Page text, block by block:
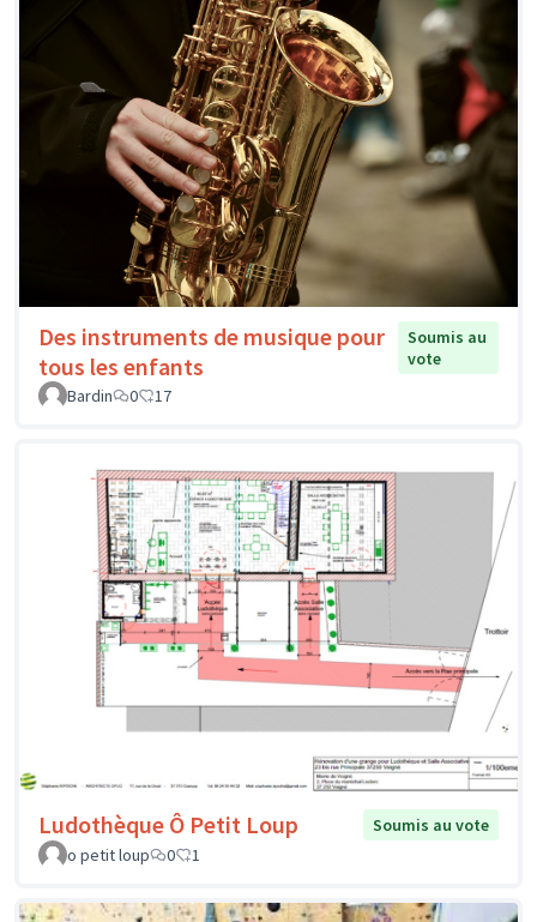
Des instruments de musique pour
tous les enfants
Soumis au
vote
Bardin
0 17
Ludothèque Ô Petit Loup
Soumis au vote
o petit loup
0 1